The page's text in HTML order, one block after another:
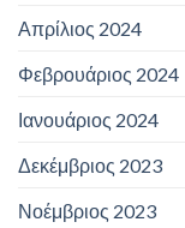
Απρίλιος 2024
Φεβρουάριος 2024
Ιανουάριος 2024
Δεκέμβριος 2023
Νοέμβριος 2023